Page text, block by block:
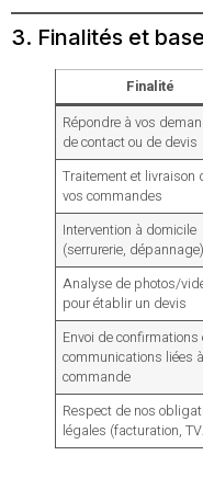
3. Finalités et
Finalité
Répondre à vos
de contact ou de devis
Traitement et livraison
vos commandes
Intervention à domicile
(serrurerie, dépannage)
Analyse de photos/
pour établir un devis
Envoi de confirmations
communications liées
commande
Respect de nos
légales (facturation,